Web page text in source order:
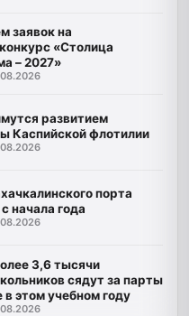
заявок на
«Столица
– 2027»
развитием
Каспийской флотилии
порта
начала года
3,6 тысячи
сядут за парты
этом учебном году